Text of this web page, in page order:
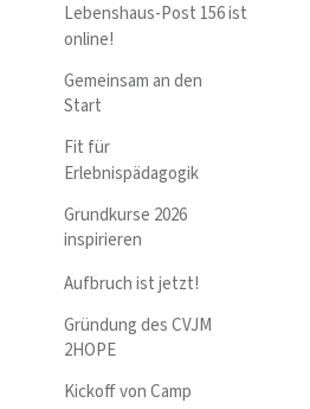
Lebenshaus-Post 156 ist
online!
Gemeinsam an den
Start
Fit für
Erlebnispädagogik
Grundkurse 2026
inspirieren
Aufbruch ist jetzt!
Gründung des CVJM
2HOPE
Kickoff von Camp